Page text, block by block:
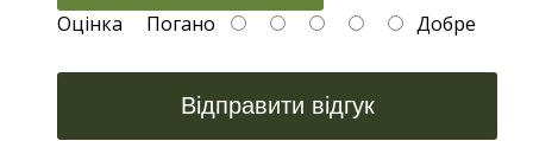
Оцінка Погано Добре
Відправити відгук